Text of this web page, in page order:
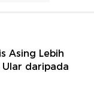
Asing Lebih
daripada